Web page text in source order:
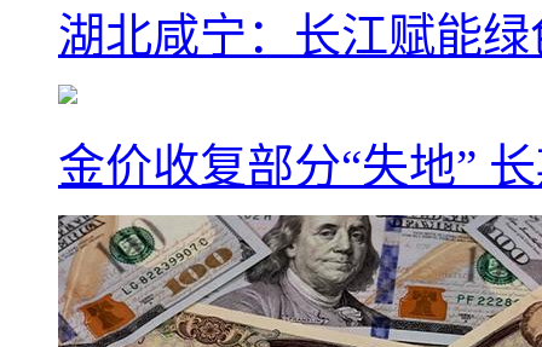
湖北咸宁：长江赋能
金价收复部分“失地”